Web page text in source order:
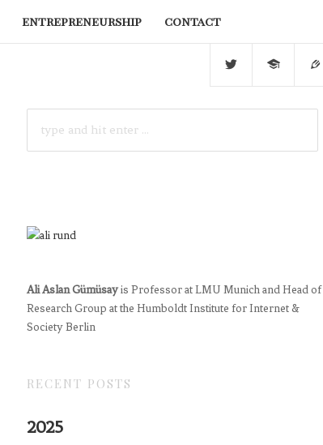
entrepreneurship contact
FOR:
Ali Aslan Gümüsayis Professor at LMU Munich and Head of
Research Group at the Humboldt Institute for Internet &
Society Berlin
RECENT POSTS
2025